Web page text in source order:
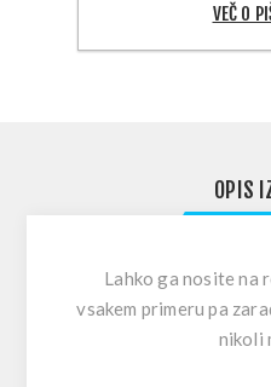
IZBERITE
OPIS
Lahko ga nosite na
vsakem primeru pa
nikoli
VEČ O